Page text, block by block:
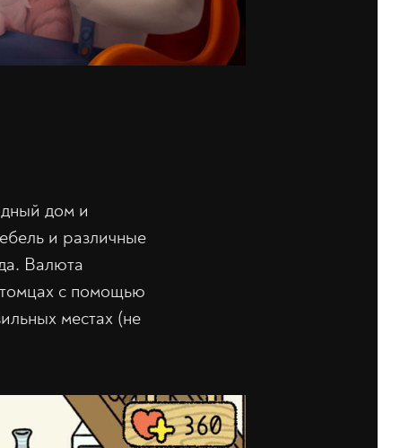
дом и
и различные
Валюта
с помощью
местах (не